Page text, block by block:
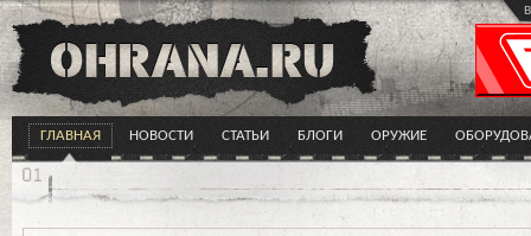
ГЛАВНАЯ НОВОСТИ СТАТЬИ БЛОГИ ОРУЖИЕ